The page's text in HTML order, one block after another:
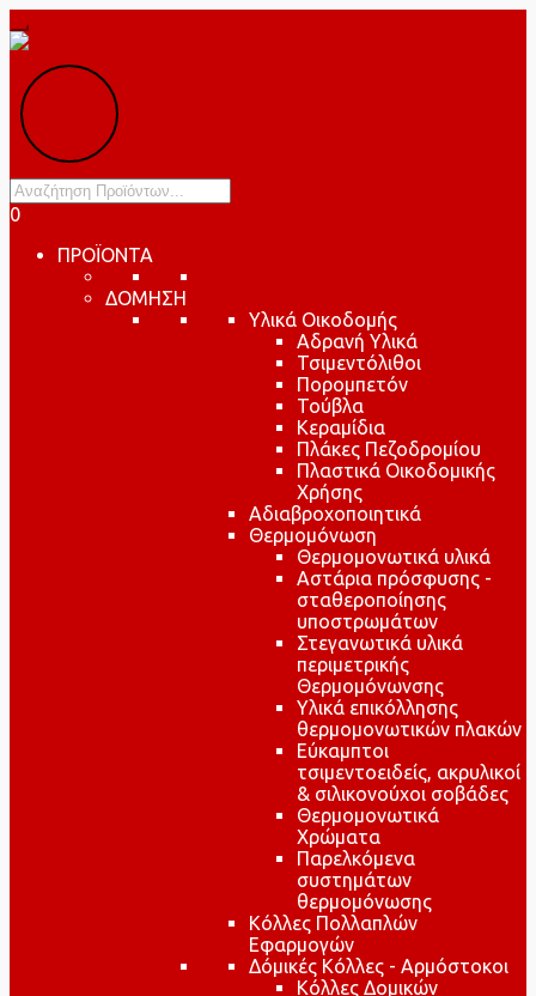
Products
search
0
ΠΡΟΪΟΝΤΑ
ΔΟΜΗΣΗ
Υλικά Οικοδομής
Αδρανή Υλικά
Τσιμεντόλιθοι
Πορομπετόν
Τούβλα
Κεραμίδια
Πλάκες Πεζοδρομίου
Πλαστικά Οικοδομικής
Χρήσης
Αδιαβροχοποιητικά
Θερμομόνωση
Θερμομονωτικά υλικά
Αστάρια πρόσφυσης -
σταθεροποίησης
υποστρωμάτων
Στεγανωτικά υλικά
περιμετρικής
Θερμομόνωνσης
Υλικά επικόλλησης
θερμομονωτικών πλακών
Εύκαμπτοι
τσιμεντοειδείς, ακρυλικοί
& σιλικονούχοι σοβάδες
Θερμομονωτικά
Χρώματα
Παρελκόμενα
συστημάτων
θερμομόνωσης
Κόλλες Πολλαπλών
Εφαρμογών
Δόμικές Κόλλες - Αρμόστοκοι
Κόλλες Δομικών